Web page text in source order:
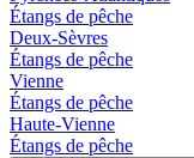
Étangs de pêche
Deux-Sèvres
Étangs de pêche
Vienne
Étangs de pêche
Haute-Vienne
Étangs de pêche